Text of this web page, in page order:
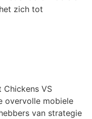
zich tot
Chickens VS
overvolle mobiele
van strategie